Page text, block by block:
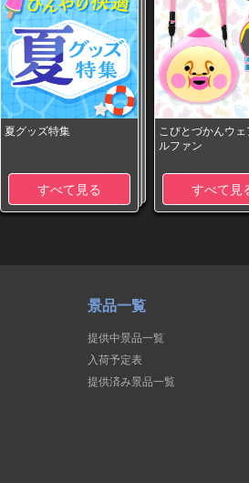
夏グッズ特集
すべて見る
こびとづかんウ
ルファン
すべて見
景品一覧
提供中景品一覧
入荷予定表
提供済み景品一覧